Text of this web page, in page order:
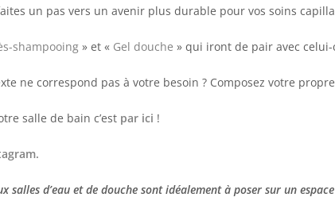
un pas vers un avenir plus durable pour vos soins
shampooing » et « Gel douche » qui iront de pair avec celui-
ne correspond pas à votre besoin ? Composez votre
salle de bain c’est par ici !
salles d’eau et de douche sont idéalement à poser sur un